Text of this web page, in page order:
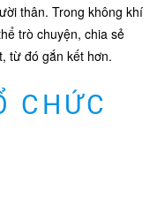
thân. Trong không khí
trò chuyện, chia sẻ
từ đó gắn kết hơn.
CHỨC